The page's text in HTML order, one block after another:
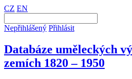
CZ EN
Nepřihlášený Přihlásit
Databáze uměleckých
zemích 1820 – 1950